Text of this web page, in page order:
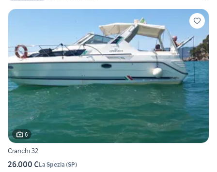
6
Cranchi 32
26.000 €La Spezia (SP)